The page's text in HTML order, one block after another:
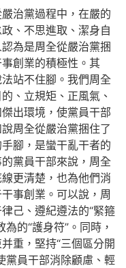
治黨過程中，在嚴的
、不思進取、潔身自
為是周全從嚴治黨捆
創業的積極性。其
站不住腳。我們周全
、立規矩、正風氣、
出環境，使黨員干部
周全從嚴治黨捆住了
腳，是蠻干亂干者的
黨員干部來說，周全
更清楚，也為他們消
事創業。可以說，周
己、遵紀遵法的“緊箍
的“護身符”。同時，
重，堅持“三個區分開
黨員干部消除顧慮、輕